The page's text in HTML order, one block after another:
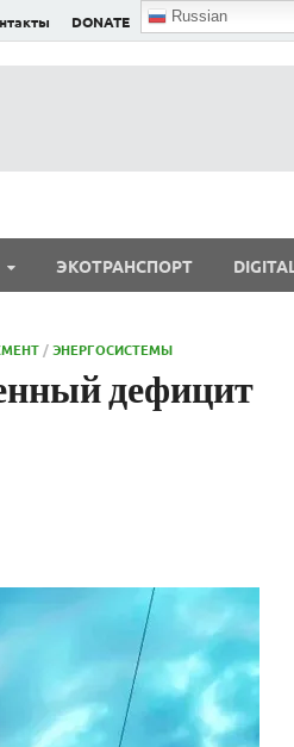
DONATE Russian
ЭКОТРАНСПОРТ DIGITAL
/ЭНЕРГОСИСТЕМЫ
дефицит